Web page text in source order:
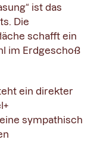
ist das
Die
schafft ein
im Erdgeschoß
ein direkter
sympathisch